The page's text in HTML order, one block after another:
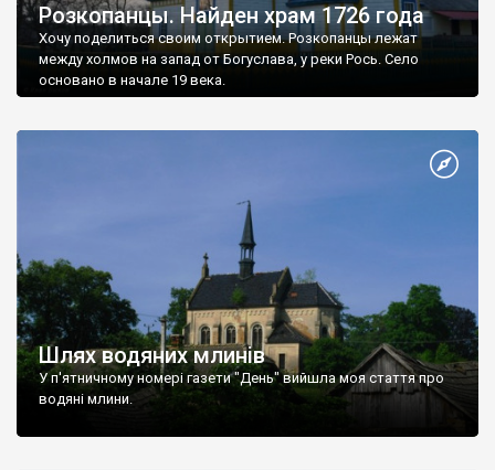
Розкопанцы. Найден храм 1726 года
Хочу поделиться своим открытием. Розкопанцы лежат
между холмов на запад от Богуслава, у реки Рось. Село
основано в начале 19 века.
Шлях водяних млинів
У п'ятничному номері газети "День" вийшла моя стаття про
водяні млини.